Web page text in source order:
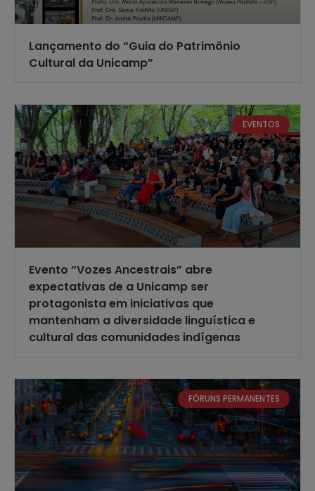
Lançamento do “Guia do Patrimônio
Cultural da Unicamp”
EVENTOS
Evento “Vozes Ancestrais” abre
expectativas de a Unicamp ser
protagonista em iniciativas que
mantenham a diversidade linguística e
cultural das comunidades indígenas
FÓRUNS PERMANENTES